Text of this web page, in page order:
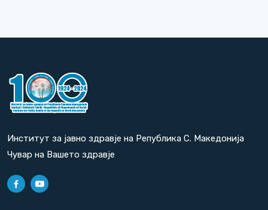
Институт за јавно здравје на Република С. Македонија
Чувар на Вашето здравје